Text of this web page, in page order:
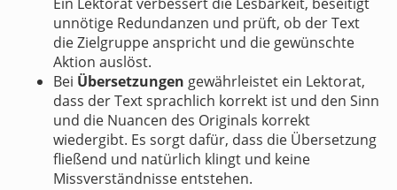
unnötige Redundanzen und prüft, ob der Text
die Zielgruppe anspricht und die gewünschte
Aktion auslöst.
Bei Übersetzungen gewährleistet ein Lektorat,
dass der Text sprachlich korrekt ist und den Sinn
und die Nuancen des Originals korrekt
wiedergibt. Es sorgt dafür, dass die Übersetzung
fließend und natürlich klingt und keine
Missverständnisse entstehen.